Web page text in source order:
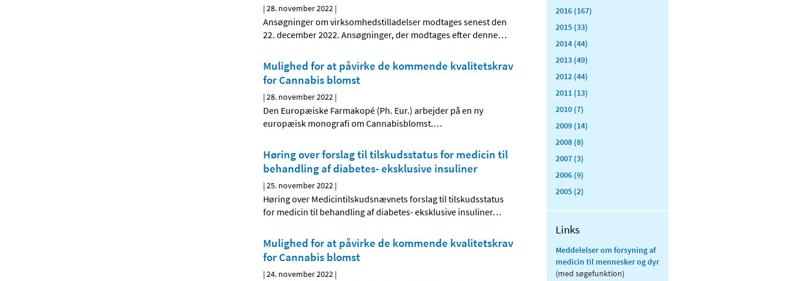
|28. november 2022 |
Ansøgninger om virksomhedstilladelser modtages senest den
22. december 2022. Ansøgninger, der modtages efter denne…
Mulighed for at påvirke de kommende kvalitetskrav
for Cannabis blomst
|28. november 2022 |
Den Europæiske Farmakopé (Ph. Eur.) arbejder på en ny
europæisk monografi om Cannabisblomst.…
Høring over forslag til tilskudsstatus for medicin til
behandling af diabetes- eksklusive insuliner
|25. november 2022 |
Høring over Medicintilskuds­nævnets forslag til tilskudsstatus
for medicin til behandling af diabetes- eksklusive insuliner…
Mulighed for at påvirke de kommende kvalitetskrav
for Cannabis blomst
|24. november 2022 |
2016 (167)
2015 (33)
2014 (44)
2013 (49)
2012 (44)
2011 (13)
2010 (7)
2009 (14)
2008 (8)
2007 (3)
2006 (9)
2005 (2)
Links
Meddelelser om forsyning af
medicin til mennesker og dyr
(med søgefunktion)